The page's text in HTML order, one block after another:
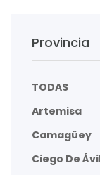
Provincia
TODAS
Artemisa
Camagüey
Ciego De